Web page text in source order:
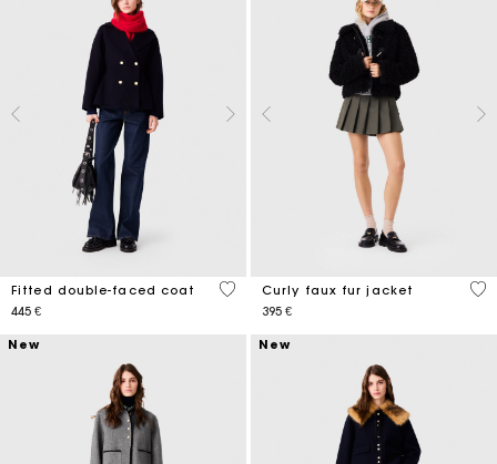
Fitted double-faced coat
445 €
5 out of 5 Customer Rating
Curly faux fur jacket
395 €
5
New New